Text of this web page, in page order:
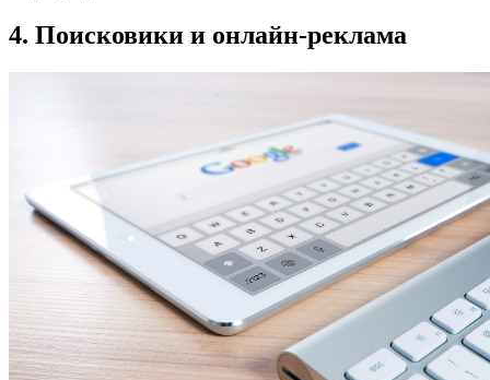
4. Поисковики и онлайн-реклама